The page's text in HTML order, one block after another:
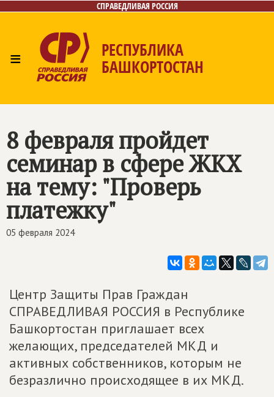
СПРАВЕДЛИВАЯ РОССИЯ
≡ РЕСПУБЛИКА
БАШКОРТОСТАН
Поиск
8 февраля пройдет
семинар в сфере ЖКХ
на тему: "Проверь
платежку"
05 февраля 2024
Центр Защиты Прав Граждан
СПРАВЕДЛИВАЯ РОССИЯ в Республике
Башкортостан приглашает всех
желающих, председателей МКД и
активных собственников, которым не
безразлично происходящее в их МКД.